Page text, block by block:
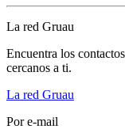
La red Gruau
Encuentra los
cercanos a ti.
La red Gruau
Por e-mail